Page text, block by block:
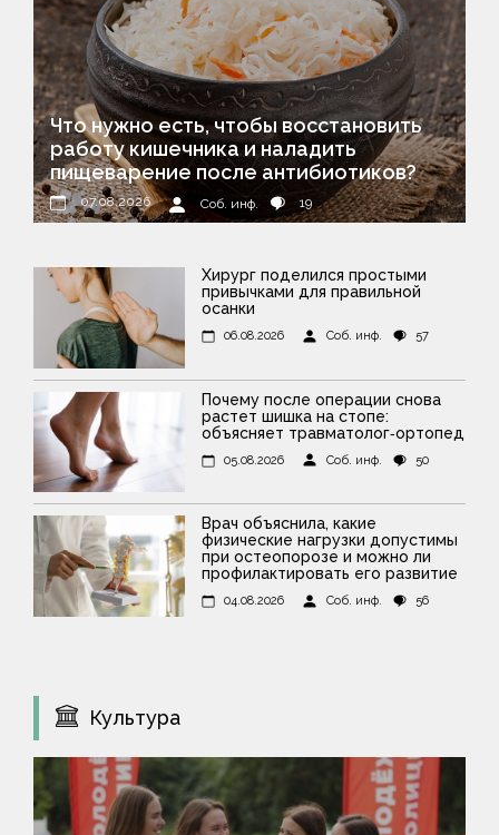
Что нужно есть, чтобы восстановить
работу кишечника и наладить
пищеварение после антибиотиков?
07.08.2026 Соб. инф. 19
Хирург поделился простыми
привычками для правильной
осанки
06.08.2026 Соб. инф. 57
Почему после операции снова
растет шишка на стопе:
объясняет травматолог‑ортопед
05.08.2026 Соб. инф. 50
Врач объяснила, какие
физические нагрузки допустимы
при остеопорозе и можно ли
профилактировать его развитие
04.08.2026 Соб. инф. 56
Культура